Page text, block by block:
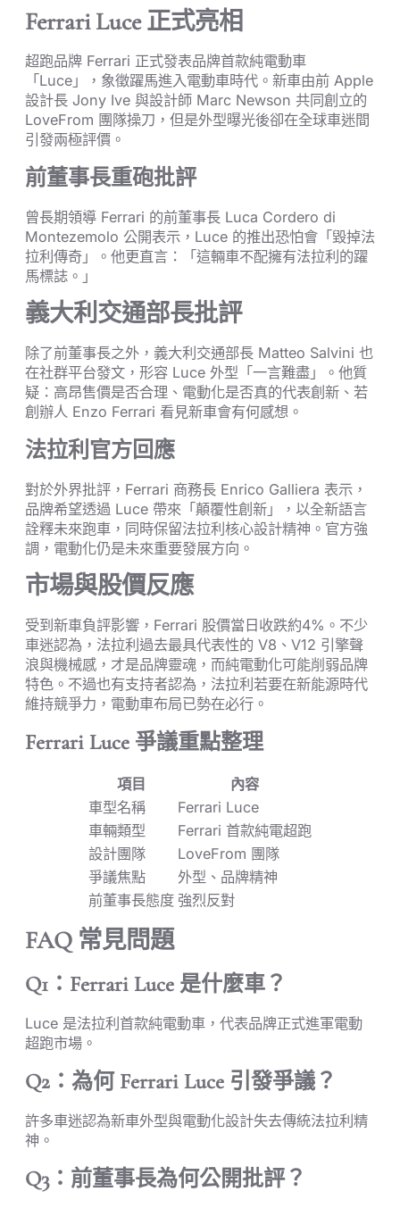
Ferrari Luce 正式亮相
超跑品牌 Ferrari 正式發表品牌首款純電動車
「Luce」，象徵躍馬進入電動車時代。新車由前 Apple
設計長 Jony Ive 與設計師 Marc Newson 共同創立的
LoveFrom 團隊操刀，但是外型曝光後卻在全球車迷間
引發兩極評價。
前董事長重砲批評
曾長期領導 Ferrari 的前董事長 Luca Cordero di
Montezemolo 公開表示，Luce 的推出恐怕會「毀掉法
拉利傳奇」。他更直言：「這輛車不配擁有法拉利的躍
馬標誌。」
義大利交通部長批評
除了前董事長之外，義大利交通部長 Matteo Salvini 也
在社群平台發文，形容 Luce 外型「一言難盡」。他質
疑：高昂售價是否合理、電動化是否真的代表創新、若
創辦人 Enzo Ferrari 看見新車會有何感想。
法拉利官方回應
對於外界批評，Ferrari 商務長 Enrico Galliera 表示，
品牌希望透過 Luce 帶來「顛覆性創新」，以全新語言
詮釋未來跑車，同時保留法拉利核心設計精神。官方強
調，電動化仍是未來重要發展方向。
市場與股價反應
受到新車負評影響，Ferrari 股價當日收跌約4%。不少
車迷認為，法拉利過去最具代表性的 V8、V12 引擎聲
浪與機械感，才是品牌靈魂，而純電動化可能削弱品牌
特色。不過也有支持者認為，法拉利若要在新能源時代
維持競爭力，電動車布局已勢在必行。
Ferrari Luce 爭議重點整理
項目
內容
車型名稱
Ferrari Luce
車輛類型
Ferrari 首款純電超跑
設計團隊
LoveFrom 團隊
爭議焦點
外型、品牌精神
前董事長態度 強烈反對
FAQ 常見問題
Q1：Ferrari Luce 是什麼車？
Luce 是法拉利首款純電動車，代表品牌正式進軍電動
超跑市場。
Q2：為何 Ferrari Luce 引發爭議？
許多車迷認為新車外型與電動化設計失去傳統法拉利精
神。
Q3：前董事長為何公開批評？